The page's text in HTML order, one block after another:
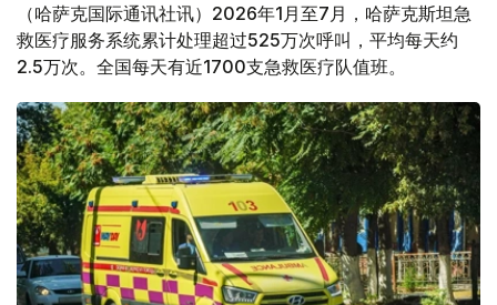
（哈萨克国际通讯社讯）2026年1月至7月，哈萨克斯坦急
救医疗服务系统累计处理超过525万次呼叫，平均每天约
2.5万次。全国每天有近1700支急救医疗队值班。